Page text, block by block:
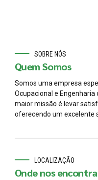
SOBRE NÓS
Quem Somos
Somos uma empresa
Ocupacional e Engenharia
maior missão é levar
oferecendo um excelente
LOCALIZAÇÃO
Onde nos